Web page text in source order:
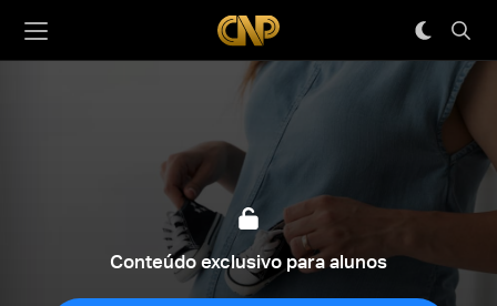
Conteúdo exclusivo para alunos